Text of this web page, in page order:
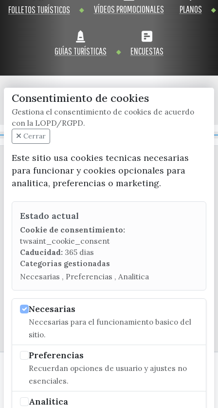
FOLLETOS TURÍSTICOS VÍDEOS PROMOCIONALES PLANOS
GUÍAS TURÍSTICAS ENCUESTAS
x / twitter facebook youtube instagram
CONTACTA CON LA OFICINA DE TURISMO
(+34) 952 541 104
turismo@velezmalaga.es
C/ Poniente, 2. CP 29740 - Torre del Mar
Consentimiento de cookies
Gestiona el consentimiento de cookies de acuerdo
con la LOPD/RGPD.
Cerrar
Este sitio usa cookies tecnicas necesarias
para funcionar y cookies opcionales para
analitica, preferencias o marketing.
Estado actual
Cookie de consentimiento:
twsaint_cookie_consent
Caducidad: 365 dias
Categorias gestionadas
Necesarias , Preferencias , Analitica
Necesarias
Necesarias para el funcionamiento basico del
sitio.
Preferencias
Recuerdan opciones de usuario y ajustes no
esenciales.
Analitica